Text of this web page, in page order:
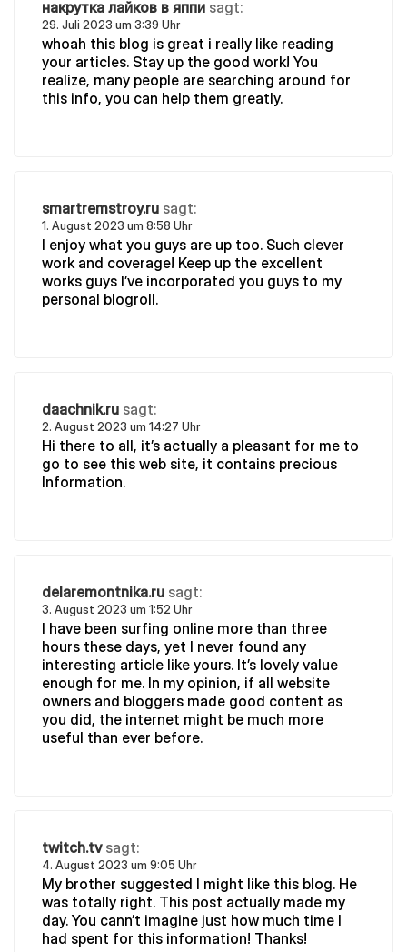
накрутка лайков в яппи sagt:
29. Juli 2023 um 3:39 Uhr
whoah this blog is great i really like reading
your articles. Stay up the good work! You
realize, many people are searching around for
this info, you can help them greatly.
smartremstroy.ru sagt:
1. August 2023 um 8:58 Uhr
I enjoy what you guys are up too. Such clever
work and coverage! Keep up the excellent
works guys I’ve incorporated you guys to my
personal blogroll.
daachnik.ru sagt:
2. August 2023 um 14:27 Uhr
Hi there to all, it’s actually a pleasant for me to
go to see this web site, it contains precious
Information.
delaremontnika.ru sagt:
3. August 2023 um 1:52 Uhr
I have been surfing online more than three
hours these days, yet I never found any
interesting article like yours. It’s lovely value
enough for me. In my opinion, if all website
owners and bloggers made good content as
you did, the internet might be much more
useful than ever before.
twitch.tv sagt:
4. August 2023 um 9:05 Uhr
My brother suggested I might like this blog. He
was totally right. This post actually made my
day. You cann’t imagine just how much time I
had spent for this information! Thanks!